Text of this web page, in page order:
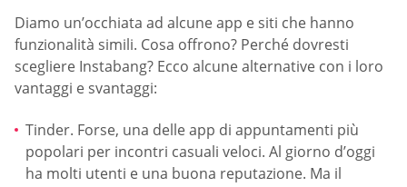
Diamo un’occhiata ad alcune app e siti che hanno
funzionalità simili. Cosa offrono? Perché dovresti
scegliere Instabang? Ecco alcune alternative con i loro
vantaggi e svantaggi:
Tinder. Forse, una delle app di appuntamenti più
popolari per incontri casuali veloci. Al giorno d’oggi
ha molti utenti e una buona reputazione. Ma il